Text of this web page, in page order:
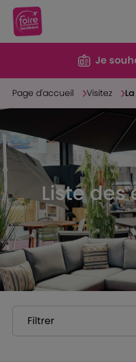
Je
Page d'accueil Visitez
Liste des
Filtrer